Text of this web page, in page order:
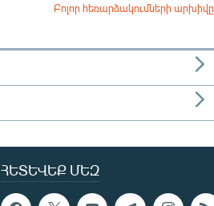
Բոլոր հեռարձակումների արխիվը
ՀԵՏԵՎԵՔ ՄԵԶ